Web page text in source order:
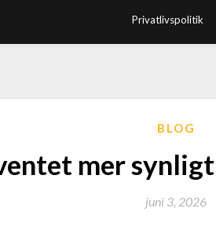
Privatlivspolitik
BLOG
mer
juni 3, 2026